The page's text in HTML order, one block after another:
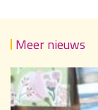
Meer nieuws